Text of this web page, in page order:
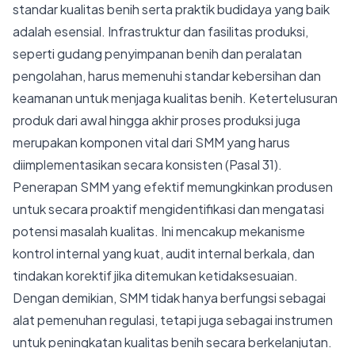
standar kualitas benih serta praktik budidaya yang baik
adalah esensial. Infrastruktur dan fasilitas produksi,
seperti gudang penyimpanan benih dan peralatan
pengolahan, harus memenuhi standar kebersihan dan
keamanan untuk menjaga kualitas benih. Ketertelusuran
produk dari awal hingga akhir proses produksi juga
merupakan komponen vital dari SMM yang harus
diimplementasikan secara konsisten (Pasal 31).
Penerapan SMM yang efektif memungkinkan produsen
untuk secara proaktif mengidentifikasi dan mengatasi
potensi masalah kualitas. Ini mencakup mekanisme
kontrol internal yang kuat, audit internal berkala, dan
tindakan korektif jika ditemukan ketidaksesuaian.
Dengan demikian, SMM tidak hanya berfungsi sebagai
alat pemenuhan regulasi, tetapi juga sebagai instrumen
untuk peningkatan kualitas benih secara berkelanjutan.